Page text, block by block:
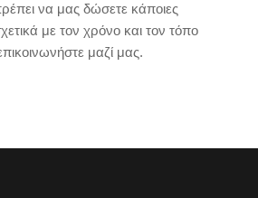
να μας δώσετε κάποιες
με τον χρόνο και τον τόπο
μαζί μας.